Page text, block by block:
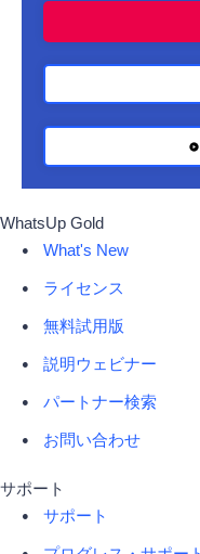
WhatsUp Gold
What's New
ライセンス
無料試用版
説明ウェビナー
パートナー検索
お問い合わせ
サポート
サポート